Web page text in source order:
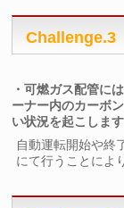
Challenge.3
・可燃ガス配管に
ーナー内のカーボ
い状況を起こします
自動運転開始や終
にて行うことによ